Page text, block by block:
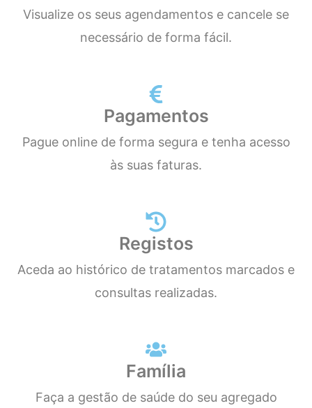
Visualize os seus agendamentos e cancele se
necessário de forma fácil.
Pagamentos
Pague online de forma segura e tenha acesso
às suas faturas.
Registos
Aceda ao histórico de tratamentos marcados e
consultas realizadas.
Família
Faça a gestão de saúde do seu agregado